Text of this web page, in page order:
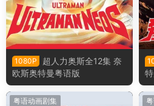
1080P
超人力奥斯全12集 奈
欧斯奥特曼粤语版
粤语动画剧集